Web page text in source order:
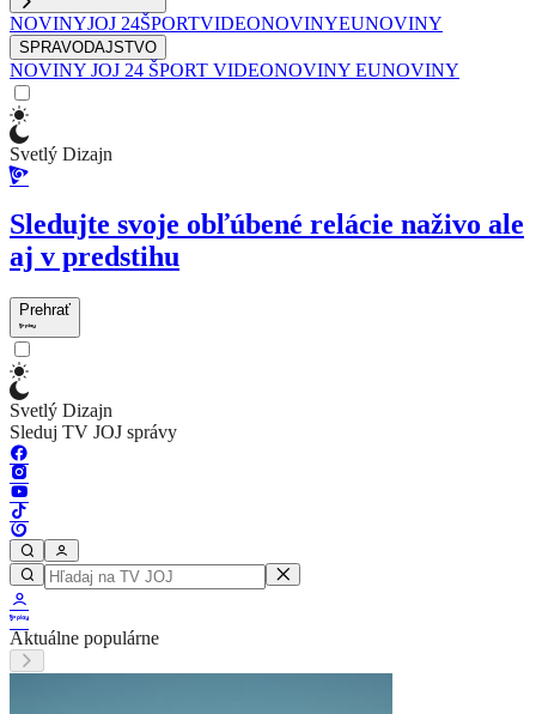
NOVINYJOJ 24ŠPORTVIDEONOVINYEUNOVINY
SPRAVODAJSTVO
NOVINY JOJ 24 ŠPORT VIDEONOVINY EUNOVINY
Svetlý Dizajn
Sledujte svoje obľúbené relácie naživo ale
aj v predstihu
Prehrať
Svetlý Dizajn
Sleduj TV JOJ správy
Aktuálne populárne